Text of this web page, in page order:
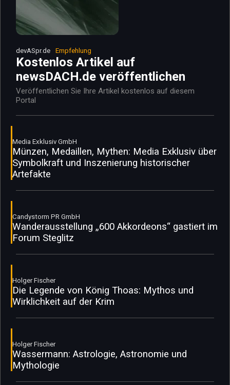
devASpr.de Empfehlung
Kostenlos Artikel auf
newsDACH.de veröffentlichen
Veröffentlichen Sie Ihre Artikel kostenlos auf diesem
Portal
Media Exklusiv GmbH
Münzen, Medaillen, Mythen: Media Exklusiv über
Symbolkraft und Inszenierung historischer
Artefakte
Candystorm PR GmbH
Wanderausstellung „600 Akkordeons“ gastiert im
Forum Steglitz
Holger Fischer
Die Legende von König Thoas: Mythos und
Wirklichkeit auf der Krim
Holger Fischer
Wassermann: Astrologie, Astronomie und
Mythologie